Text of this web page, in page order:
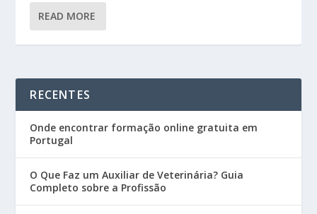
READ MORE
RECENTES
Onde encontrar formação online gratuita em
Portugal
O Que Faz um Auxiliar de Veterinária? Guia
Completo sobre a Profissão